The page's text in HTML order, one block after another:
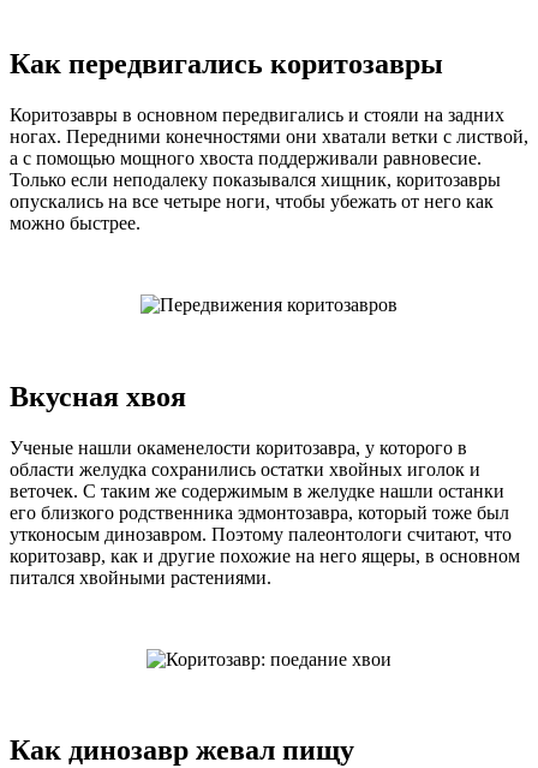
Как передвигались коритозавры
Коритозавры в основном передвигались и стояли на задних
ногах. Передними конечностями они хватали ветки с листвой,
а с помощью мощного хвоста поддерживали равновесие.
Только если неподалеку показывался хищник, коритозавры
опускались на все четыре ноги, чтобы убежать от него как
можно быстрее.
Вкусная хвоя
Ученые нашли окаменелости коритозавра, у которого в
области желудка сохранились остатки хвойных иголок и
веточек. С таким же содержимым в желудке нашли останки
его близкого родственника эдмонтозавра, который тоже был
утконосым динозавром. Поэтому палеонтологи считают, что
коритозавр, как и другие похожие на него ящеры, в основном
питался хвойными растениями.
Как динозавр жевал пищу